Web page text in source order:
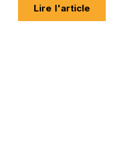
Lire l'article